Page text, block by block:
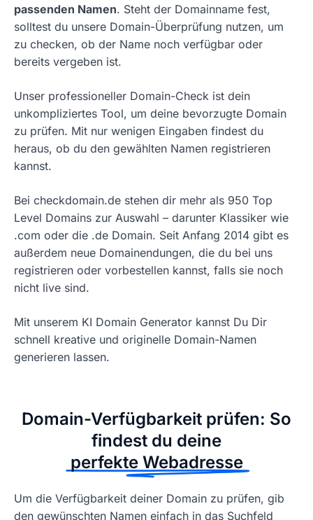
passenden Namen. Steht der Domainname fest,
solltest du unsere Domain-Überprüfung nutzen, um
zu checken, ob der Name noch verfügbar oder
bereits vergeben ist.
Unser professioneller Domain-Check ist dein
unkompliziertes Tool, um deine bevorzugte Domain
zu prüfen. Mit nur wenigen Eingaben findest du
heraus, ob du den gewählten Namen registrieren
kannst.
Bei checkdomain.de stehen dir mehr als 950 Top
Level Domains zur Auswahl – darunter Klassiker wie
.com oder die .de Domain. Seit Anfang 2014 gibt es
außerdem neue Domainendungen, die du bei uns
registrieren oder vorbestellen kannst, falls sie noch
nicht live sind.
Mit unserem KI Domain Generator kannst Du Dir
schnell kreative und originelle Domain-Namen
generieren lassen.
Domain-Verfügbarkeit prüfen: So
findest du deine
perfekte Webadresse
Um die Verfügbarkeit deiner Domain zu prüfen, gib
den gewünschten Namen einfach in das Suchfeld